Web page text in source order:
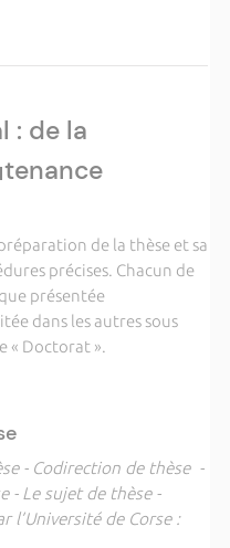
: de la
de la thèse et sa
précises. Chacun de
présentée
dans les autres sous
« Doctorat ».
- Codirection de thèse -
- Le sujet de thèse -
l’Université de Corse :